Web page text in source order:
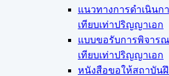
แนวทางการดำเนิน
เทียบเท่าปริญญาเอก
แบบขอรับการพิจาร
เทียบเท่าปริญญาเอก
หนังสือขอให้สถาบัน